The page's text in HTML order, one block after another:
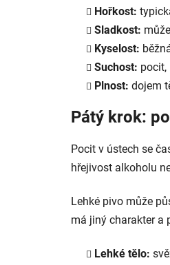
Hořkost:
Sladkost:
Kyselost:
Suchost: pocit,
Plnost: dojem
Pátý krok:
Pocit v ústech se
hřejivost alkoholu
Lehké pivo může
má jiný charakter a
Lehké tělo: